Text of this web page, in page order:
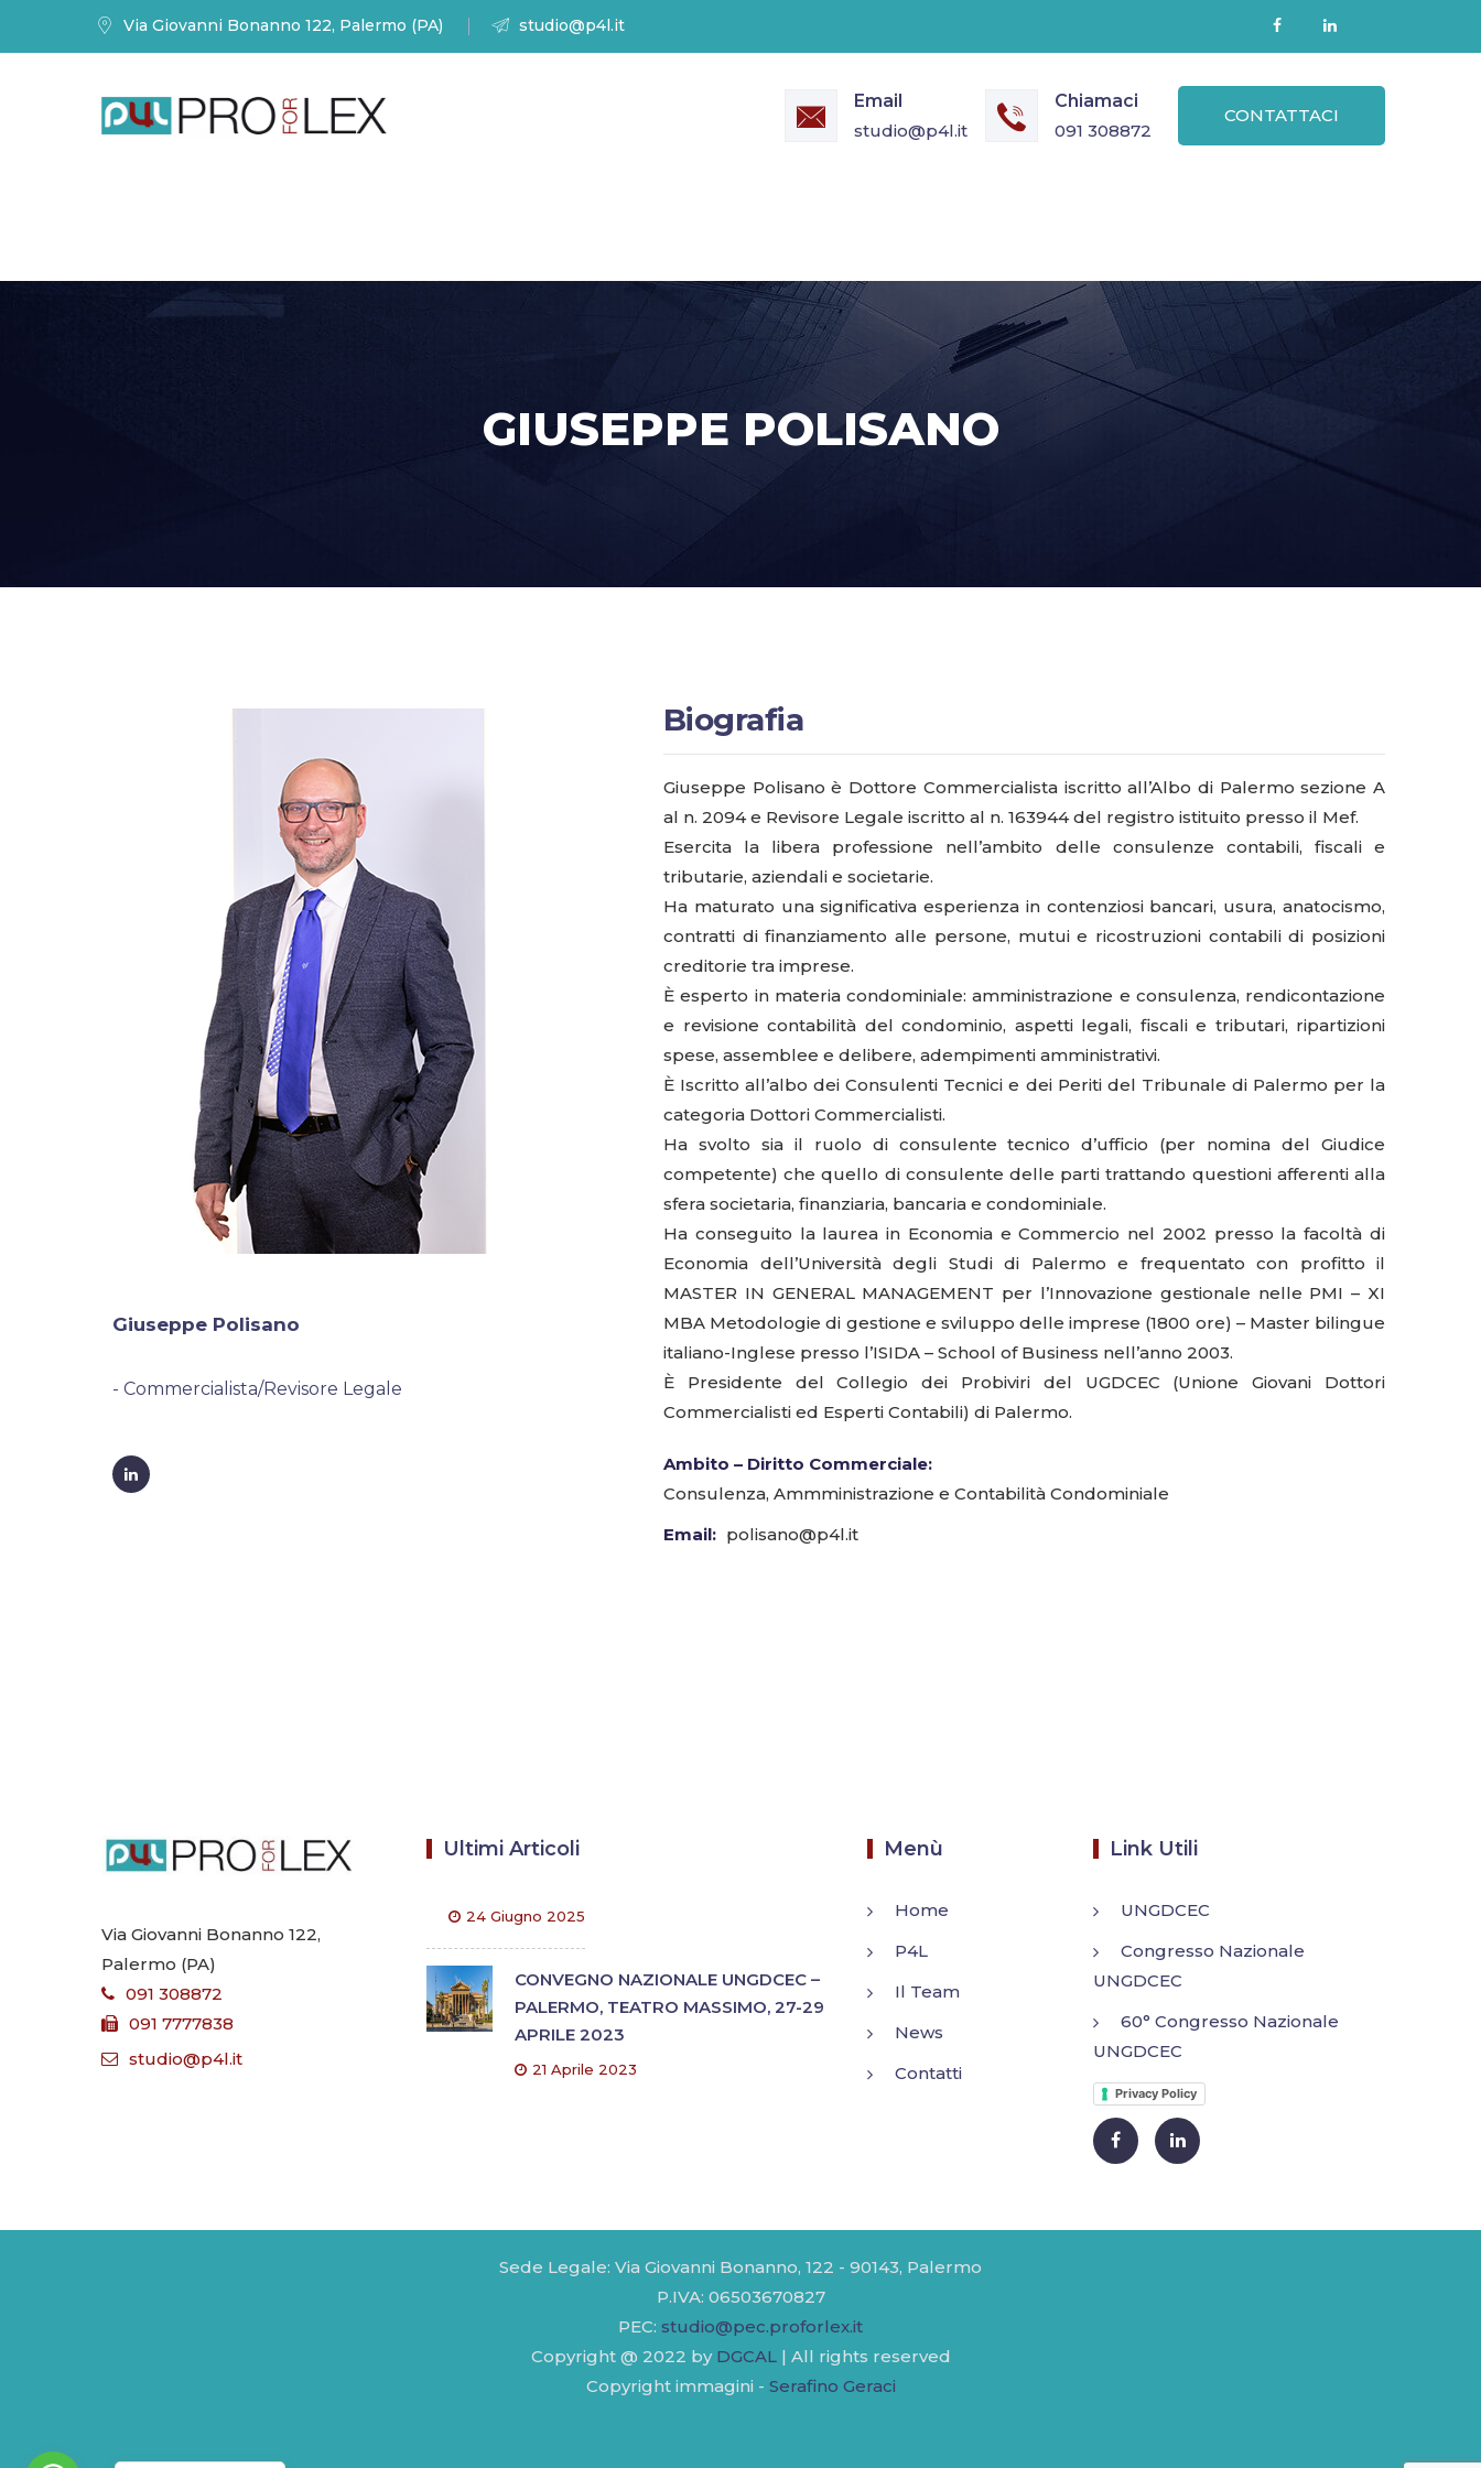
Via Giovanni Bonanno 122, Palermo (PA) studio@p4l.it
Email
studio@p4l.it
Chiamaci
091 308872
CONTATTACI
GIUSEPPE POLISANO
Giuseppe Polisano
- Commercialista/Revisore Legale
Biografia
Giuseppe Polisano è Dottore Commercialista iscritto all’Albo di Palermo sezione A
al n. 2094 e Revisore Legale iscritto al n. 163944 del registro istituito presso il Mef.
Esercita la libera professione nell’ambito delle consulenze contabili, fiscali e
tributarie, aziendali e societarie.
Ha maturato una significativa esperienza in contenziosi bancari, usura, anatocismo,
contratti di finanziamento alle persone, mutui e ricostruzioni contabili di posizioni
creditorie tra imprese.
È esperto in materia condominiale: amministrazione e consulenza, rendicontazione
e revisione contabilità del condominio, aspetti legali, fiscali e tributari, ripartizioni
spese, assemblee e delibere, adempimenti amministrativi.
È Iscritto all’albo dei Consulenti Tecnici e dei Periti del Tribunale di Palermo per la
categoria Dottori Commercialisti.
Ha svolto sia il ruolo di consulente tecnico d’ufficio (per nomina del Giudice
competente) che quello di consulente delle parti trattando questioni afferenti alla
sfera societaria, finanziaria, bancaria e condominiale.
Ha conseguito la laurea in Economia e Commercio nel 2002 presso la facoltà di
Economia dell’Università degli Studi di Palermo e frequentato con profitto il
MASTER IN GENERAL MANAGEMENT per l’Innovazione gestionale nelle PMI – XI
MBA Metodologie di gestione e sviluppo delle imprese (1800 ore) – Master bilingue
italiano-Inglese presso l’ISIDA – School of Business nell’anno 2003.
È Presidente del Collegio dei Probiviri del UGDCEC (Unione Giovani Dottori
Commercialisti ed Esperti Contabili) di Palermo.
Ambito – Diritto Commerciale:
Consulenza, Ammministrazione e Contabilità Condominiale
Email: polisano@p4l.it
Via Giovanni Bonanno 122,
Palermo (PA)
091 308872
091 7777838
studio@p4l.it
Ultimi Articoli
24 Giugno 2025
CONVEGNO NAZIONALE UNGDCEC –
PALERMO, TEATRO MASSIMO, 27-29
APRILE 2023
21 Aprile 2023
Menù
Home
P4L
Il Team
News
Contatti
Link Utili
UNGDCEC
Congresso Nazionale
UNGDCEC
60° Congresso Nazionale
UNGDCEC
Privacy Policy
Sede Legale: Via Giovanni Bonanno, 122 - 90143, Palermo
P.IVA: 06503670827
PEC: studio@pec.proforlex.it
Copyright @ 2022 by DGCAL| All rights reserved
Copyright immagini - Serafino Geraci